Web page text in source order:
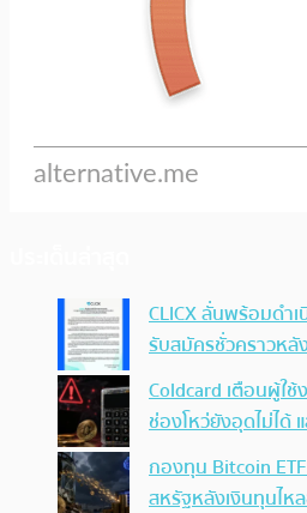
CLICX ลั่นพร้อมด
รับสมัครชั่วคราวห
Coldcard เตือนผู้ใ
ช่องโหว่ยังอุดไม่ได้
กองทุน Bitcoin
สหรัฐหลังเงินทุนไห